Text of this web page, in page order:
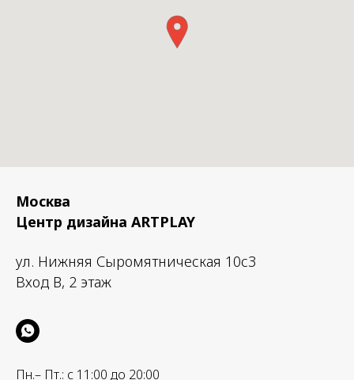
Москва
Центр дизайна ARTPLAY
ул. Нижняя Сыромятническая 10с3
Вход B, 2 этаж
Пн.– Пт.: с 11:00 до 20:00